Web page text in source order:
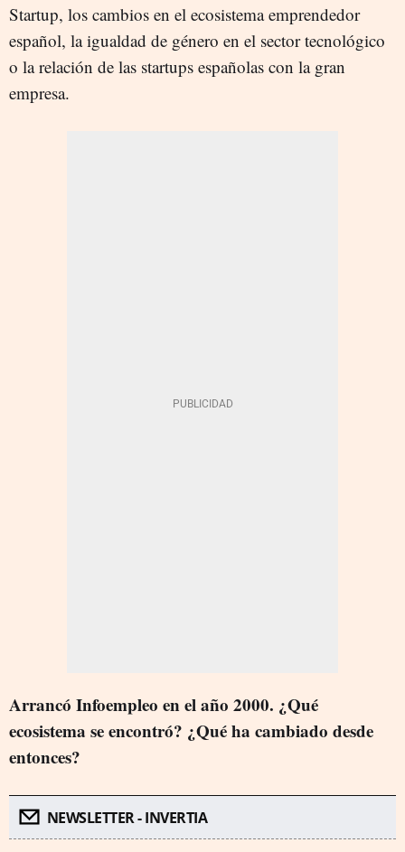
Startup, los cambios en el ecosistema emprendedor
español, la igualdad de género en el sector tecnológico
o la relación de las startups españolas con la gran
empresa.
Arrancó Infoempleo en el año 2000. ¿Qué
ecosistema se encontró? ¿Qué ha cambiado desde
entonces?
NEWSLETTER - INVERTIA